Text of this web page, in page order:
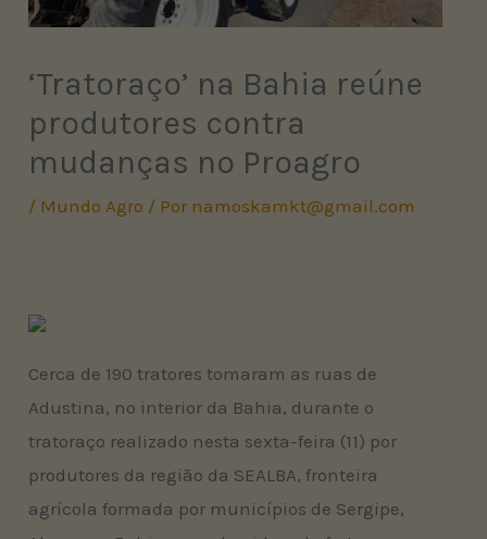
‘Tratoraço’ na Bahia reúne
produtores contra
mudanças no Proagro
/ Mundo Agro / Por namoskamkt@gmail.com
Cerca de 190 tratores tomaram as ruas de
Adustina, no interior da Bahia, durante o
tratoraço realizado nesta sexta-feira (11) por
produtores da região da SEALBA, fronteira
agrícola formada por municípios de Sergipe,